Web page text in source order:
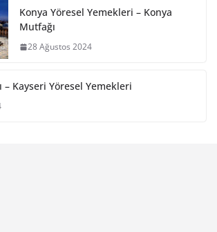
Konya Yöresel Yemekleri – Konya
Mutfağı
28 Ağustos 2024
– Kayseri Yöresel Yemekleri